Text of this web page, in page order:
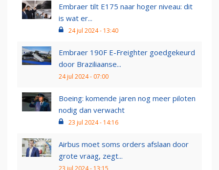
Embraer tilt E175 naar hoger niveau: dit
is wat er...
24 jul 2024 - 13:40
Embraer 190F E-Freighter goedgekeurd
door Braziliaanse...
24 jul 2024 - 07:00
Boeing: komende jaren nog meer piloten
nodig dan verwacht
23 jul 2024 - 14:16
Airbus moet soms orders afslaan door
grote vraag, zegt...